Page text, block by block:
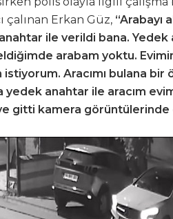
çalınan Erkan Güz, “Arabayı
ile verildi bana. Yedek
arabam yoktu.
istiyorum. Aracımı bulana bir
yedek anahtar ile aracım
gitti kamera görüntülerinde